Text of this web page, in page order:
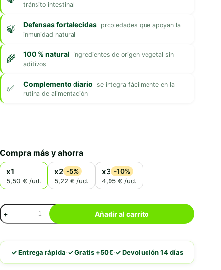
tránsito intestinal
Defensas fortalecidas propiedades que apoyan la
inmunidad natural
100 % natural
ingredientes de origen vegetal sin
aditivos
Complemento diario se integra fácilmente en la
rutina de alimentación
Compra más y ahorra
x1
5,50 € /ud.
x2 -5%
5,22 € /ud.
x3 -10%
4,95 € /ud.
Orycs
Snack
Pellet
Diente
León
Añadir al carrito
✓ Entrega rápida·✓ Gratis +50€·✓ Devolución 14 días